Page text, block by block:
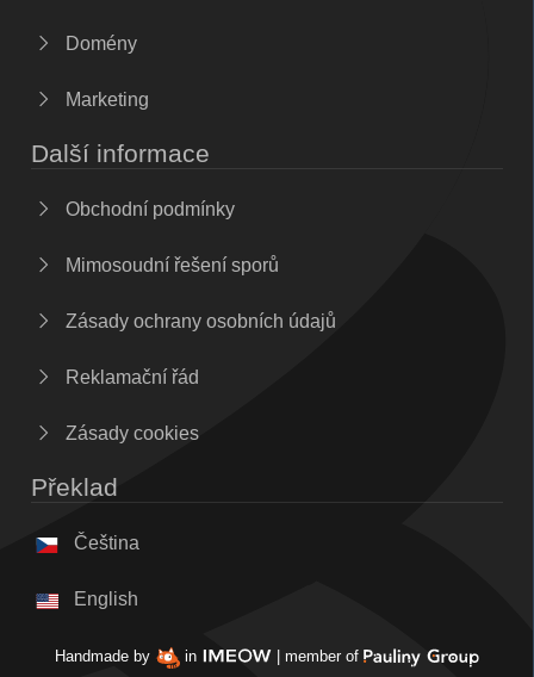
Domény
Marketing
Další informace
Obchodní podmínky
Mimosoudní řešení sporů
Zásady ochrany osobních údajů
Reklamační řád
Zásady cookies
Překlad
Čeština
English
Handmade by in | member of